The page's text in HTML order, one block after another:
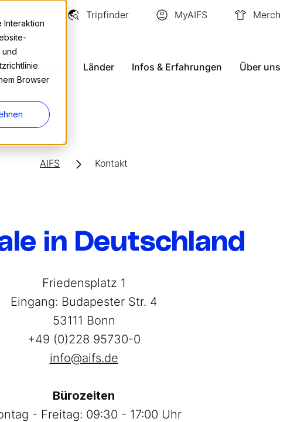
Interaktion
und
Browser
Tripfinder MyAIFS Merch
Programme Länder Infos & Erfahrungen Über uns
AIFS Kontakt
in Deutschland
Friedensplatz 1
Eingang: Budapester Str. 4
53111 Bonn
+49 (0)228 95730-0
info@aifs.de
Bürozeiten
- Freitag: 09:30 - 17:00 Uhr